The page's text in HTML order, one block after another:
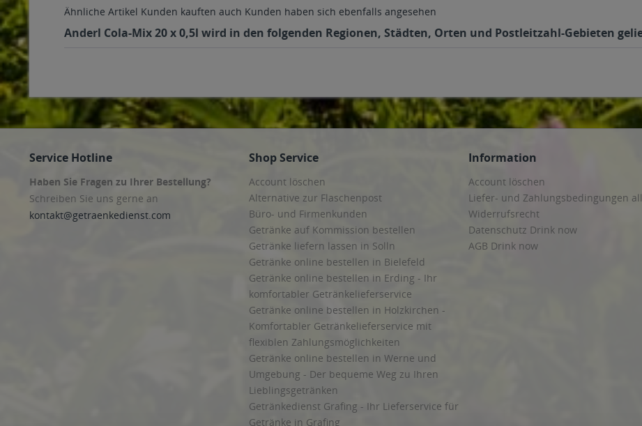
Ähnliche Artikel Kunden kauften auch Kunden haben sich ebenfalls angesehen
Anderl Cola-Mix 20 x 0,5l wird in den folgenden Regionen, Städten, Orten und Postleitzahl-Gebieten
Service Hotline
Haben Sie Fragen zu Ihrer Bestellung?
Schreiben Sie uns gerne an
kontakt@getraenkedienst.com
Shop Service
Account löschen
Alternative zur Flaschenpost
Büro- und Firmenkunden
Getränke auf Kommission bestellen
Getränke liefern lassen in Solln
Getränke online bestellen in Bielefeld
Getränke online bestellen in Erding - Ihr
komfortabler Getränkelieferservice
Getränke online bestellen in Holzkirchen -
Komfortabler Getränkelieferservice mit
flexiblen Zahlungsmöglichkeiten
Getränke online bestellen in Werne und
Umgebung - Der bequeme Weg zu Ihren
Lieblingsgetränken
Getränkedienst Grafing - Ihr Lieferservice für
Getränke in Grafing
Information
Account löschen
Liefer- und Zahlungsbedingungen
Widerrufsrecht
Datenschutz Drink now
AGB Drink now